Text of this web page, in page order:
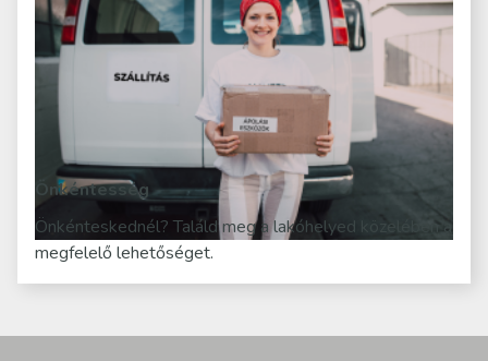
Önkéntesség
Önkénteskednél? Találd meg a lakóhelyed közelében a
megfelelő lehetőséget.